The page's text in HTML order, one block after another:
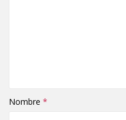
Nombre *